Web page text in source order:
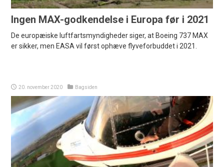
Ingen MAX-godkendelse i Europa før i 2021
De europæiske luftfartsmyndigheder siger, at Boeing 737 MAX
er sikker, men EASA vil først ophæve flyveforbuddet i 2021.
20. november 2020 Bagsiden